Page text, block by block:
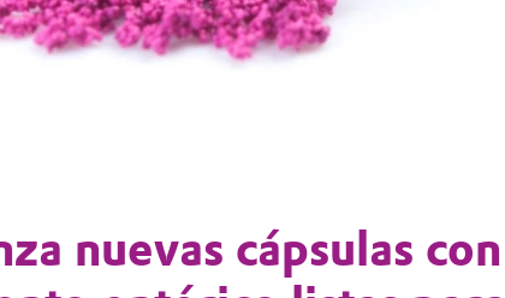
nuevas cápsulas con